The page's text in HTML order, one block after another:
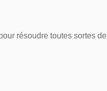
résoudre toutes sortes de